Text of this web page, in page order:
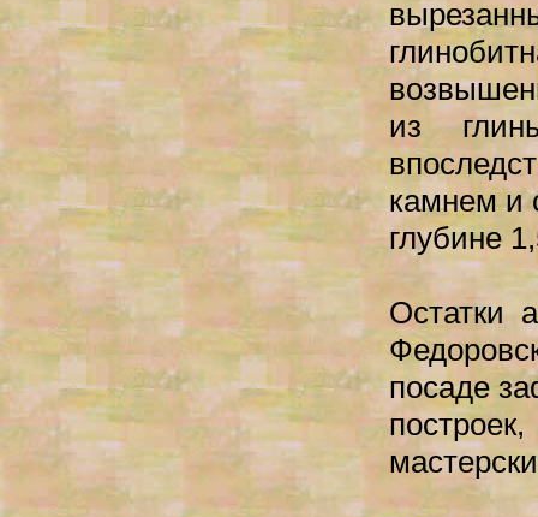
из
камнем и
глубине
Остатки
посаде